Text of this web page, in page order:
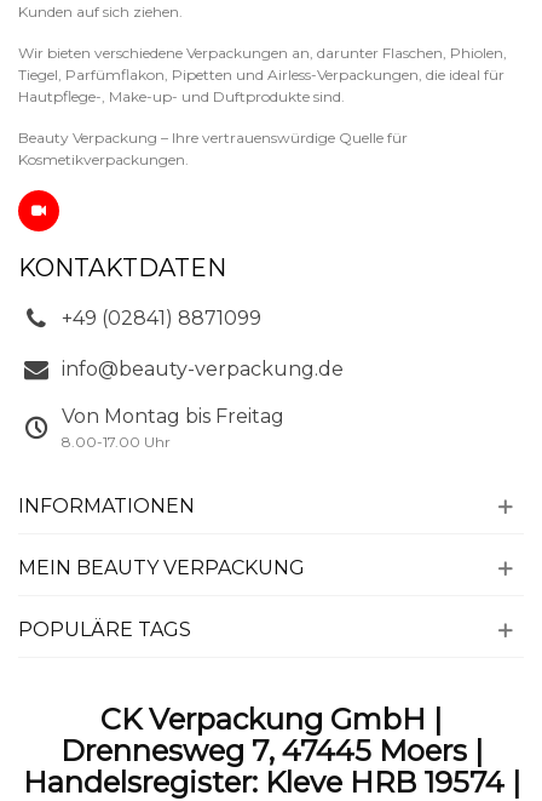
Kunden auf sich ziehen.
Wir bieten verschiedene Verpackungen an, darunter Flaschen, Phiolen,
Tiegel, Parfümflakon, Pipetten und Airless-Verpackungen, die ideal für
Hautpflege-, Make-up- und Duftprodukte sind.
Beauty Verpackung – Ihre vertrauenswürdige Quelle für
Kosmetikverpackungen.
KONTAKTDATEN
+49 (02841) 8871099
info@beauty-verpackung.de
Von Montag bis Freitag
8.00-17.00 Uhr
INFORMATIONEN
MEIN BEAUTY VERPACKUNG
POPULÄRE TAGS
CK Verpackung GmbH |
Drennesweg 7, 47445 Moers |
Handelsregister: Kleve HRB 19574 |